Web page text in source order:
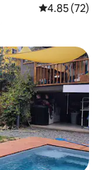
從 72 則評價
4.85 (72)